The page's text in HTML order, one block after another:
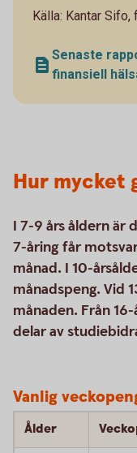
Källa: Kantar Sifo,
Senaste
finansiell
Hur mycket
I 7-9 års åldern är
7-åring får
månad. I 10-
månadspeng. Vid
månaden. Från
delar av
Vanlig
Ålder